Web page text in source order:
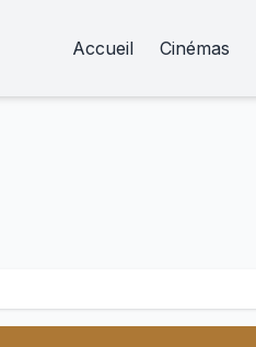
Accueil Cinémas